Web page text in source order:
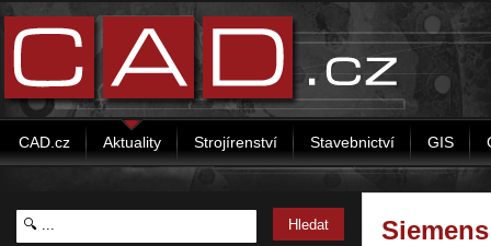
CAD.cz Aktuality Strojírenství Stavebnictví GIS